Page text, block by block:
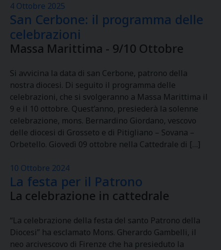
4 Ottobre 2025
San Cerbone: il programma delle
celebrazioni
Massa Marittima - 9/10 Ottobre
Si avvicina la data di san Cerbone, patrono della
nostra diocesi. Di seguito il programma delle
celebrazioni, che si svolgeranno a Massa Marittima il
9 e il 10 ottobre. Quest’anno, presiederà la solenne
celebrazione, mons. Bernardino Giordano, vescovo
delle diocesi di Grosseto e di Pitigliano – Sovana –
Orbetello. Giovedì 09 ottobre nella Cattedrale di […]
10 Ottobre 2024
La festa per il Patrono
La celebrazione in cattedrale
“La celebrazione della festa del santo Patrono della
Diocesi” ha esclamato Mons. Gherardo Gambelli, il
neo arcivescovo di Firenze che ha presieduto la